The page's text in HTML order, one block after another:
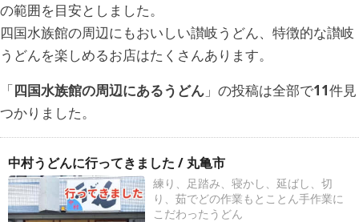
の範囲を目安としました。
四国水族館の周辺にもおいしい讃岐うどん、特徴的な讃岐
うどんを楽しめるお店はたくさんあります。
「四国水族館の周辺にあるうどん 」の投稿は全部で11件見
つかりました。
中村うどんに行ってきました / 丸亀市
練り、足踏み、寝かし、延ばし、切
り、茹でどの作業もとことん手作業に
こだわったうどん